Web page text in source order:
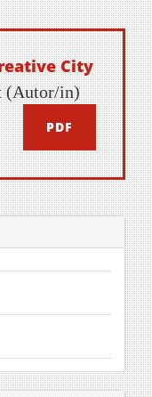
City
(Autor/in)
PDF